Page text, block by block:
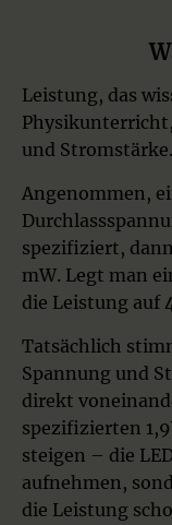
Leistung, das
und Stromstärke.
Angenommen,
spezifiziert,
mW. Legt man
die Leistung auf
Tatsächlich
Spannung und
direkt
spezifizierten
steigen – die
aufnehmen,
die Leistung